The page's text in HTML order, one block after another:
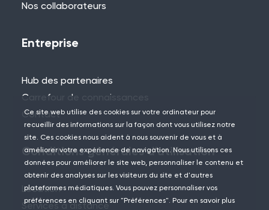
+44 (0)115 957 8282 - Royaume-Uni
Nos collaborateurs
Entreprise
Hub des partenaires
Carrefour de connaissances
Contact
Conditions générales d'utilisation
Location
Services à distance
Ce site web utilise des cookies sur votre ordinateur pour
recueillir des informations sur la façon dont vous utilisez notre
site. Ces cookies nous aident à nous souvenir de vous et à
améliorer votre expérience de navigation. Nous utilisons ces
données pour améliorer le site web, personnaliser le contenu et
obtenir des analyses sur les visiteurs du site et d'autres
plateformes médiatiques. Vous pouvez personnaliser vos
préférences en cliquant sur "Préférences". Pour en savoir plus